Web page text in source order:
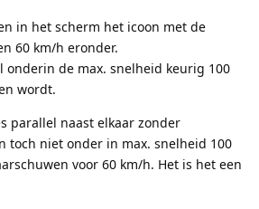
in het scherm het icoon met de
60 km/h eronder.
onderin de max. snelheid keurig 100
wordt.
parallel naast elkaar zonder
toch niet onder in max. snelheid 100
voor 60 km/h. Het is het een